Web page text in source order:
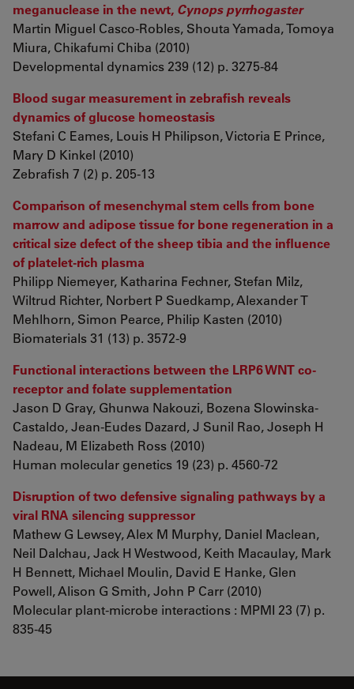
meganuclease in the newt, Cynops pyrrhogaster
Martin Miguel Casco-Robles, Shouta Yamada, Tomoya
Miura, Chikafumi Chiba (2010)
Developmental dynamics 239 (12) p. 3275-84
Blood sugar measurement in zebrafish reveals
dynamics of glucose homeostasis
Stefani C Eames, Louis H Philipson, Victoria E Prince,
Mary D Kinkel (2010)
Zebrafish 7 (2) p. 205-13
Comparison of mesenchymal stem cells from bone
marrow and adipose tissue for bone regeneration in a
critical size defect of the sheep tibia and the influence
of platelet-rich plasma
Philipp Niemeyer, Katharina Fechner, Stefan Milz,
Wiltrud Richter, Norbert P Suedkamp, Alexander T
Mehlhorn, Simon Pearce, Philip Kasten (2010)
Biomaterials 31 (13) p. 3572-9
Functional interactions between the LRP6 WNT co-
receptor and folate supplementation
Jason D Gray, Ghunwa Nakouzi, Bozena Slowinska-
Castaldo, Jean-Eudes Dazard, J Sunil Rao, Joseph H
Nadeau, M Elizabeth Ross (2010)
Human molecular genetics 19 (23) p. 4560-72
Disruption of two defensive signaling pathways by a
viral RNA silencing suppressor
Mathew G Lewsey, Alex M Murphy, Daniel Maclean,
Neil Dalchau, Jack H Westwood, Keith Macaulay, Mark
H Bennett, Michael Moulin, David E Hanke, Glen
Powell, Alison G Smith, John P Carr (2010)
Molecular plant-microbe interactions : MPMI 23 (7) p.
835-45